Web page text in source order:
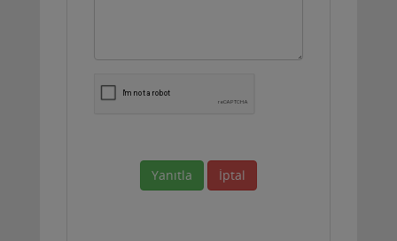
Yanıtla İptal